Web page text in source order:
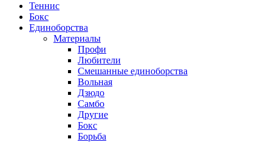
Теннис
Бокс
Единоборства
Материалы
Профи
Любители
Смешанные единоборства
Вольная
Дзюдо
Самбо
Другие
Бокс
Борьба